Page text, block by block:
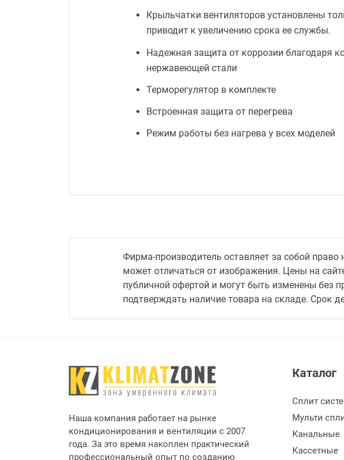
Крыльчатки вентиляторов установлены
приводит к увеличению срока ее службы.
Надежная защита от коррозии благодаря
нержавеющей стали
Терморегулятор в комплекте
Встроенная защита от перегрева
Режим работы без нагрева у всех моделей
0 / 7,0 / 9,0 / 16,0
Уровень шума, дБ(А)
60
Максимальная мощность,
кВт
Вт
Длина завесы, м
Максимальный ток, А
Источник питания
Фирма-производитель оставляет за собой
может отличаться от изображения. Цены на
публичной офертой и могут быть изменены без
подтверждать наличие товара на складе. Срок
Наша компания работает на рынке
кондиционирования и вентиляции с 2007
года. За это время накоплен практический
профессиональный опыт по созданию
Каталог
Сплит
Мульти
Канальные
Кассетные